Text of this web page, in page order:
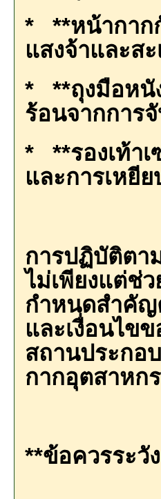
* **หน้ากาก
แสงจ้าและส
* **ถุงมือหนั
ร้อนจากการ
* **รองเท้า
และการเหยี
การปฏิบัติตา
ไม่เพียงแต่ช่
กำหนดสำคัญ
และเงื่อนไข
สถานประกอ
กากอุตสาหก
**ข้อควรระวั